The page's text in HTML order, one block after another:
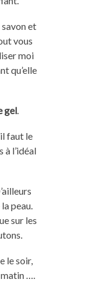
et
vous
moi
qu’elle
gel.
faut le
à l’idéal
peau.
sur les
le soir,
….